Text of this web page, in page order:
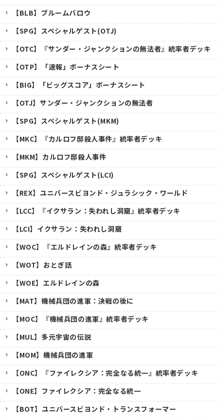
【BLB】ブルームバロウ
【SPG】スペシャルゲスト(OTJ)
【OTC】『サンダー・ジャンクションの無法者』統率者デッキ
【OTP】「速報」ボーナスシート
【BIG】「ビッグスコア」ボーナスシート
【OTJ】サンダー・ジャンクションの無法者
【SPG】スペシャルゲスト(MKM)
【MKC】『カルロフ邸殺人事件』統率者デッキ
【MKM】カルロフ邸殺人事件
【SPG】スペシャルゲスト(LCI)
【REX】ユニバースビヨンド・ジュラシック・ワールド
【LCC】『イクサラン：失われし洞窟』統率者デッキ
【LCI】イクサラン：失われし洞窟
【WOC】『エルドレインの森』統率者デッキ
【WOT】おとぎ話
【WOE】エルドレインの森
【MAT】機械兵団の進軍：決戦の後に
【MOC】『機械兵団の進軍』統率者デッキ
【MUL】多元宇宙の伝説
【MOM】機械兵団の進軍
【ONC】『ファイレクシア：完全なる統一』統率者デッキ
【ONE】ファイレクシア：完全なる統一
【BOT】ユニバースビヨンド・トランスフォーマー